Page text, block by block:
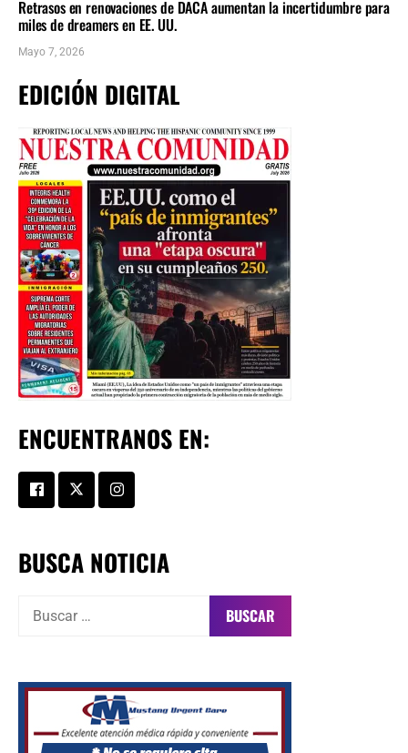
Retrasos en renovaciones de DACA aumentan la incertidumbre para
miles de dreamers en EE. UU.
Mayo 7, 2026
EDICIÓN DIGITAL
ENCUENTRANOS EN:
BUSCA NOTICIA
Buscar: